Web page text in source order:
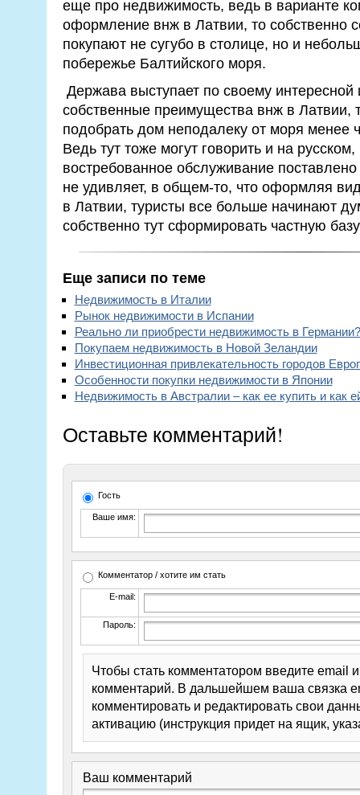
еще про недвижимость, ведь в варианте
оформление внж в Латвии, то собственно
покупают не сугубо в столице, но и
побережье Балтийского моря.
Держава выступает по своему интересной
собственные преимущества внж в Латвии,
подобрать дом неподалеку от моря менее
Ведь тут тоже могут говорить и на
востребованное обслуживание
не удивляет, в общем-то, что оформляя
в Латвии, туристы все больше начинают
собственно тут сформировать частную
Еще записи по теме
Недвижимость в Италии
Рынок недвижимости в Испании
Реально ли приобрести недвижимость в Германии?
Покупаем недвижимость в Новой Зеландии
Инвестиционная привлекательность городов
Особенности покупки недвижимости в Японии
Недвижимость в Австралии – как ее купить и как
Оставьте комментарий!
Гость
Ваше имя:
Комментатор / хотите им стать
E-mail:
Пароль:
Чтобы стать комментатором введите email
комментарий. В дальшейшем ваша связка
комментировать и редактировать свои
активацию (инструкция придет на ящик,
Ваш комментарий